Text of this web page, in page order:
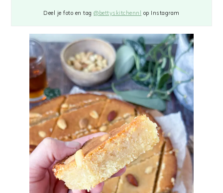
Deel je foto en tag@bettyskitchennl op Instagram